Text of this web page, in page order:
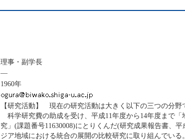
理事・副学長
―
1960年
【研究活動】 現在の研究活動は大きく以下の三つの分
科学研究費の助成を受け、平成11年度から14年度まで
究」(課題番号11630008)にとりくんだ(研究成果報告書、
ジア地域における統合の展開の比較研究に取り組んでい